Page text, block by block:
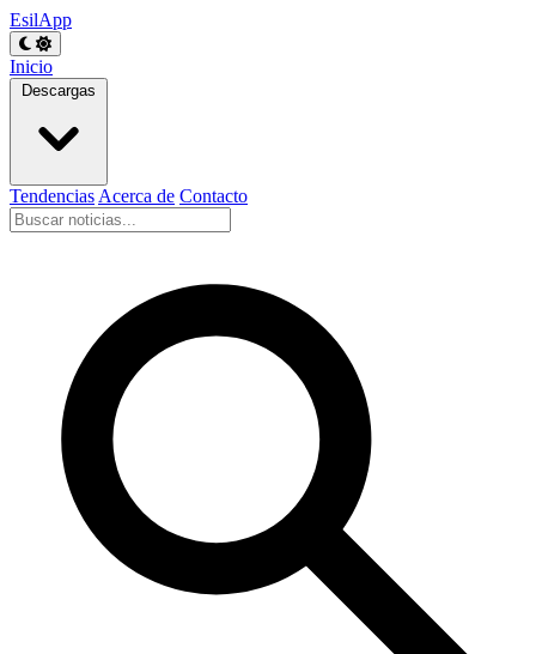
EsilApp
Inicio
Descargas
Tendencias Acerca de Contacto